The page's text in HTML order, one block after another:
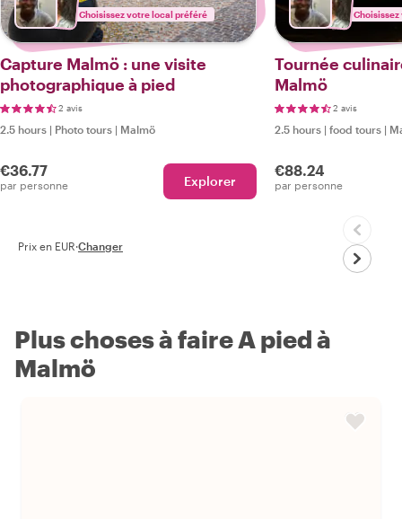
Choisissez votre local préféré
Capture Malmö : une visite
photographique à pied
2 avis
2.5 hours | Photo tours | Malmö
€36.77
par personne Explorer
Tournée
Malmö
2 avis
2.5 hours | food tours |
€88.24
par personne
Prix en EUR·Changer
Plus choses à faire A pied à
Malmö